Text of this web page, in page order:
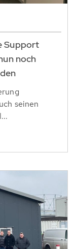
Support
noch
seinen